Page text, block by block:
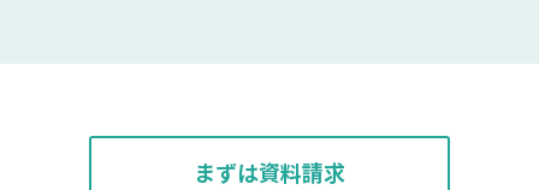
まずは資料請求